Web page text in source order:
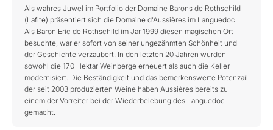
Als wahres Juwel im Portfolio der Domaine Barons de Rothschild
(Lafite) präsentiert sich die Domaine d'Aussières im Languedoc.
Als Baron Eric de Rothschild im Jar 1999 diesen magischen Ort
besuchte, war er sofort von seiner ungezähmten Schönheit und
der Geschichte verzaubert. In den letzten 20 Jahren wurden
sowohl die 170 Hektar Weinberge erneuert als auch die Keller
modernisiert. Die Beständigkeit und das bemerkenswerte Potenzail
der seit 2003 produzierten Weine haben Aussières bereits zu
einem der Vorreiter bei der Wiederbelebung des Languedoc
gemacht.